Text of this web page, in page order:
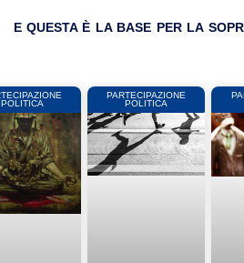
E QUESTA È LA BASE PER LA
POLITICA
PARTECIPAZIONE
POLITICA